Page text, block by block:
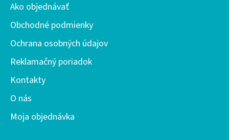
Ako objednávať
Obchodné podmienky
Ochrana osobných údajov
Reklamačný poriadok
Kontakty
O nás
Moja objednávka